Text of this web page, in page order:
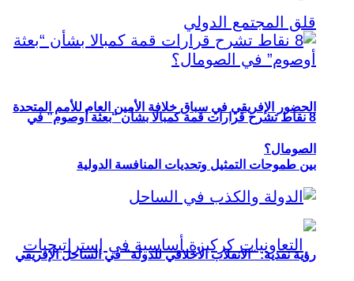
الحضور الإفريقي في سباق خلافة الأمين العام للأمم المتحدة
بين طموحات التمثيل وتحديات المنافسة الدولية
8 نقاط تشرح قرارات قمة كمبالا بشأن “بعثة أوصوم” في
الصومال؟
رؤية نقدية: “الانقلاب الأخلاقي للدولة” في الساحل الإفريقي